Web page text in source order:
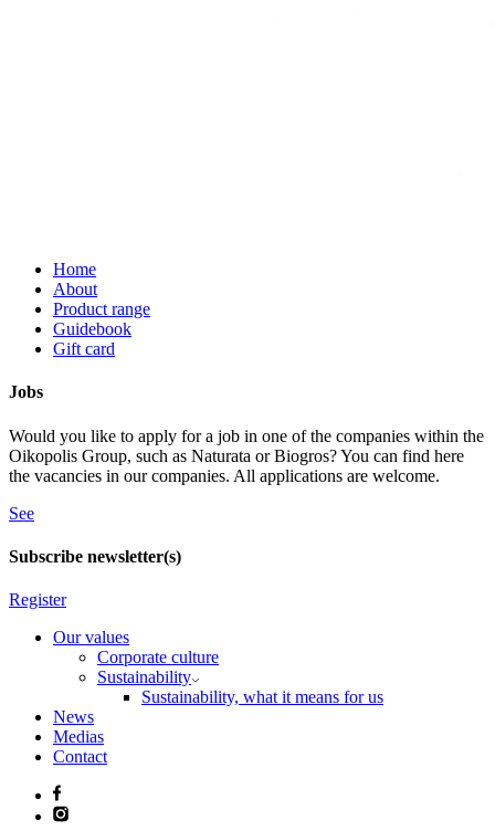
Home
About
Product range
Guidebook
Gift card
Jobs
Would you like to apply for a job in one of the companies within the
Oikopolis Group, such as Naturata or Biogros? You can find here
the vacancies in our companies. All applications are welcome.
See
Subscribe newsletter(s)
Register
Our values
Corporate culture
Sustainability
Sustainability, what it means for us
News
Medias
Contact